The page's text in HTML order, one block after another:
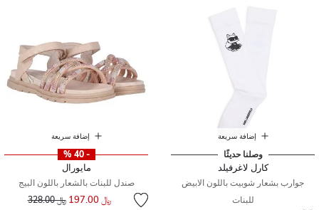
إضافة سريعة
وصلنا حديثًا
كارل لاغرفيلد
جوارب بشعار شوبيت باللون الابيض
للبنات
إضافة سريعة
- 40 %
مايورال
صندل للبنات بالشعار باللون البيج
﷼ 197.00 سعر مخفض من
﷼ 328.00 إلى